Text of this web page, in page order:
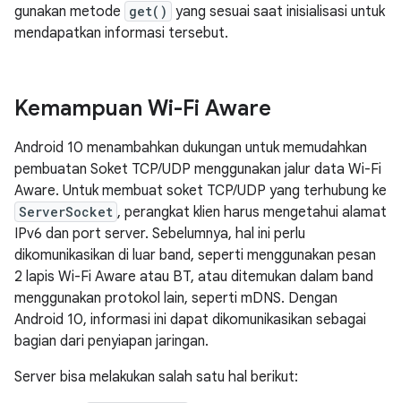
gunakan metode get() yang sesuai saat inisialisasi untuk
mendapatkan informasi tersebut.
Kemampuan Wi-Fi Aware
Android 10 menambahkan dukungan untuk memudahkan
pembuatan Soket TCP/UDP menggunakan jalur data Wi-Fi
Aware. Untuk membuat soket TCP/UDP yang terhubung ke
ServerSocket , perangkat klien harus mengetahui alamat
IPv6 dan port server. Sebelumnya, hal ini perlu
dikomunikasikan di luar band, seperti menggunakan pesan
2 lapis Wi-Fi Aware atau BT, atau ditemukan dalam band
menggunakan protokol lain, seperti mDNS. Dengan
Android 10, informasi ini dapat dikomunikasikan sebagai
bagian dari penyiapan jaringan.
Server bisa melakukan salah satu hal berikut: